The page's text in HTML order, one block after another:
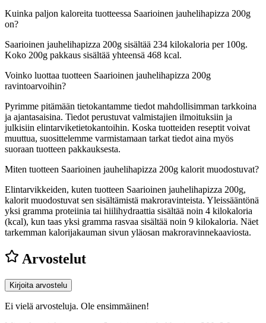
Kuinka paljon kaloreita tuotteessa Saarioinen jauhelihapizza 200g
on?
Saarioinen jauhelihapizza 200g sisältää 234 kilokaloria per 100g.
Koko 200g pakkaus sisältää yhteensä 468 kcal.
Voinko luottaa tuotteen Saarioinen jauhelihapizza 200g
ravintoarvoihin?
Pyrimme pitämään tietokantamme tiedot mahdollisimman tarkkoina
ja ajantasaisina. Tiedot perustuvat valmistajien ilmoituksiin ja
julkisiin elintarviketietokantoihin. Koska tuotteiden reseptit voivat
muuttua, suosittelemme varmistamaan tarkat tiedot aina myös
suoraan tuotteen pakkauksesta.
Miten tuotteen Saarioinen jauhelihapizza 200g kalorit muodostuvat?
Elintarvikkeiden, kuten tuotteen Saarioinen jauhelihapizza 200g,
kalorit muodostuvat sen sisältämistä makroravinteista. Yleissääntönä
yksi gramma proteiinia tai hiilihydraattia sisältää noin 4 kilokaloria
(kcal), kun taas yksi gramma rasvaa sisältää noin 9 kilokaloria. Näet
tarkemman kalorijakauman sivun yläosan makroravinnekaaviosta.
Arvostelut
Kirjoita arvostelu
Ei vielä arvosteluja. Ole ensimmäinen!